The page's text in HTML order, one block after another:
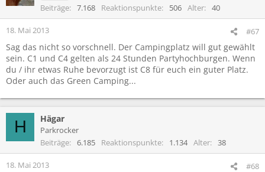
Beiträge 7.168 Reaktionspunkte 506 Alter 40
18. Mai 2013 #67
Sag das nicht so vorschnell. Der Campingplatz will gut gewählt
sein. C1 und C4 gelten als 24 Stunden Partyhochburgen. Wenn
du / ihr etwas Ruhe bevorzugt ist C8 für euch ein guter Platz.
Oder auch das Green Camping...
H Hägar
Parkrocker
Beiträge
6.185 Reaktionspunkte 1.134 Alter 38
18. Mai 2013 #68